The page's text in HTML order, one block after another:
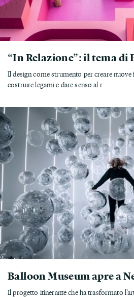
“In Relazione”: il tema di
Il design come strumento per creare
costruire legami e dare senso al r...
Balloon Museum apre a
Il progetto itinerante che ha trasformato